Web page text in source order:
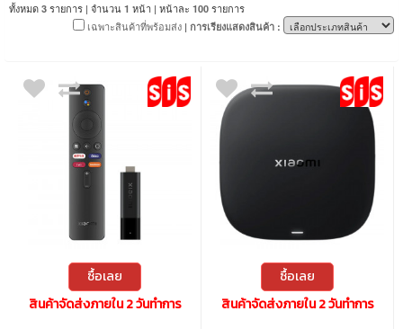
ทั้งหมด 3 รายการ | จำนวน 1 หน้า | หน้าละ 100 รายการ
เฉพาะสินค้าที่พร้อมส่ง | การเรียงแสดงสินค้า :
ซื้อเลย
สินค้าจัดส่งภายใน 2 วันทำการ
ซื้อเลย
สินค้าจัดส่งภายใน 2 วันทำการ